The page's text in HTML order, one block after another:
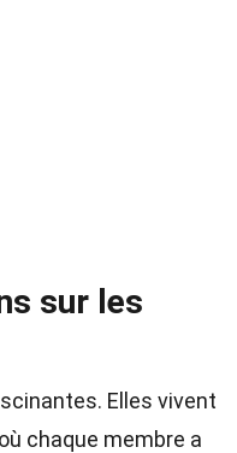
sur les
Elles vivent
chaque membre a